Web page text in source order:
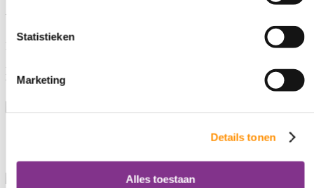
Statistieken
Marketing
Details tonen
Alles toestaan
Werkgebied
Regio Eemland, Achterveld, Amersfoort, Baarn, Bunschoten-
Leusden, Nijkerk, Nijkerkerveen, Soest, Soestdijk, Soesterberg,
Woudenberg